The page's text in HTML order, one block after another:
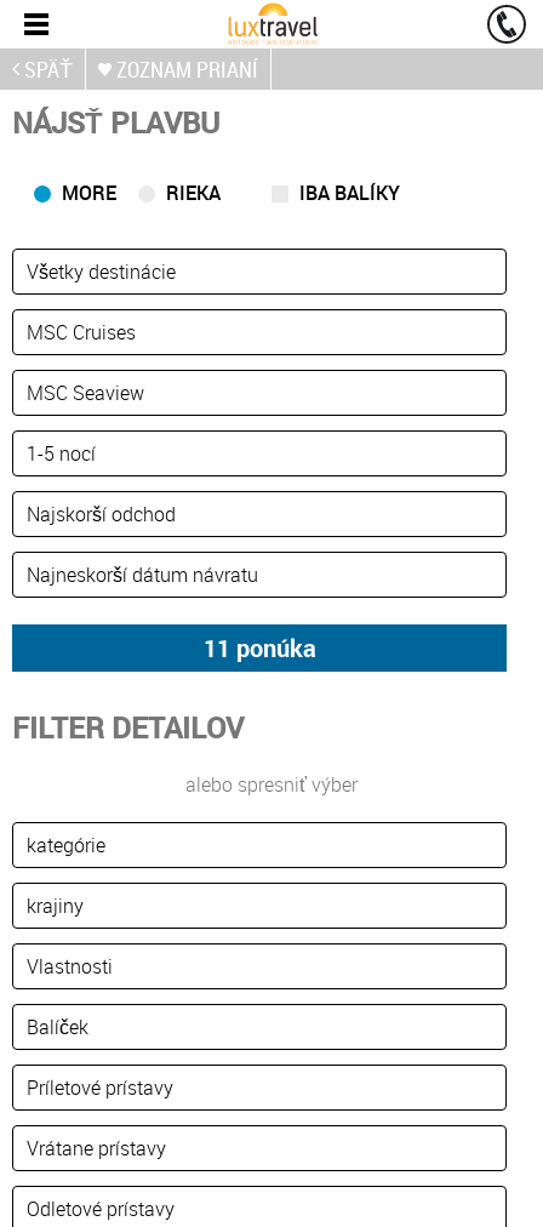
SPÄŤ ZOZNAM PRIANÍ
NÁJSŤ PLAVBU
MORE RIEKA IBA BALÍKY
FILTER DETAILOV
alebo spresniť výber